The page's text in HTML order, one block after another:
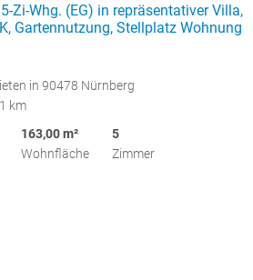
Zi-Whg. (EG) in repräsentativer Villa,
Gartennutzung, Stellplatz Wohnung
in 90478 Nürnberg
km
163,00 m²
Wohnfläche
5
Zimmer